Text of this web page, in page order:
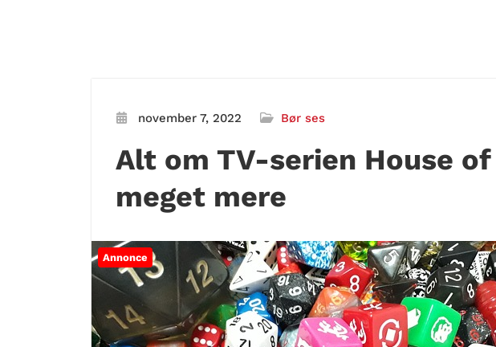
november 7, 2022 Bør ses
Alt om TV-serien House
meget mere
Annonce